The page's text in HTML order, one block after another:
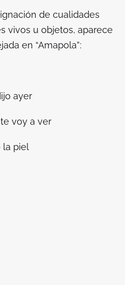
de cualidades
vivos u objetos, aparece
en “Amapola”:
ayer
voy a ver
la piel